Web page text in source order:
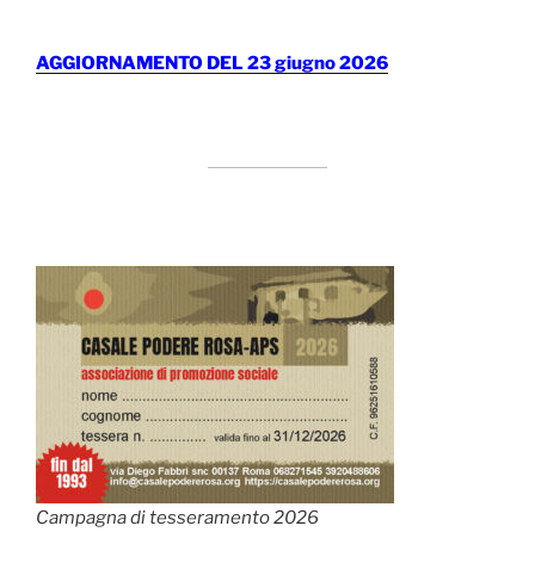
AGGIORNAMENTO DEL 23 giugno 2026
Campagna di tesseramento 2026